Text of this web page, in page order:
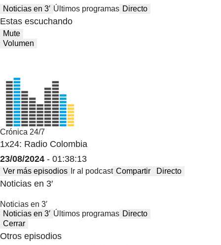
Noticias en 3′ Últimos programas Directo
Estas escuchando
Mute
Volumen
Crónica 24/7
1x24: Radio Colombia
23/08/2024 - 01:38:13
Ver más episodios Ir al podcast Compartir Directo
Noticias en 3′
Noticias en 3′
Noticias en 3′ Últimos programas Directo
Cerrar
Otros episodios